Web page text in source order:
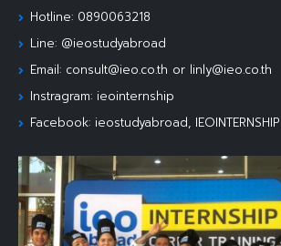
Hotline: 0890063218
Line: @ieostudyabroad
Email: consult@ieo.co.th or linly@ieo.co.th
Instragram: ieointernship
Facebook: ieostudyabroad, IEOINTERNSHIP